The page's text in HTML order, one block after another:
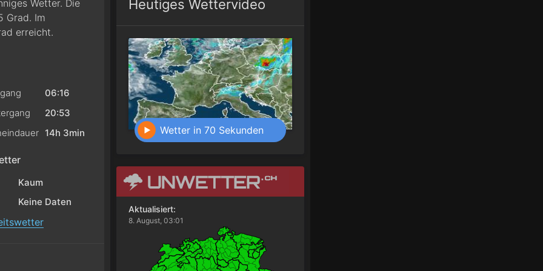
Wetter. Die
Grad. Im
erreicht.
06:16
20:53
14h 3min
Kaum
Keine Daten
Heutiges Wettervideo
Wetter in 70 Sekunden
Aktualisiert:
8. August, 03:01